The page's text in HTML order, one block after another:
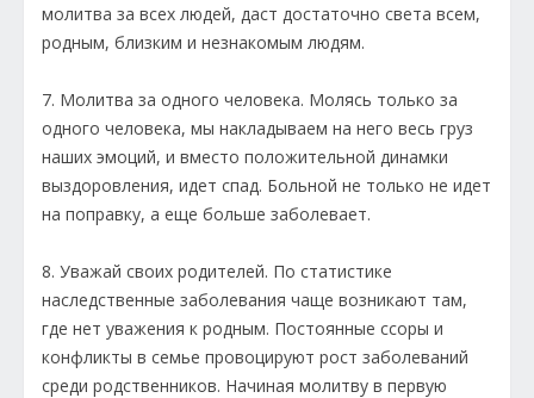
молитва за всех людей, даст достаточно света всем,
родным, близким и незнакомым людям.
7. Молитва за одного человека. Молясь только за
одного человека, мы накладываем на него весь груз
наших эмоций, и вместо положительной динамки
выздоровления, идет спад. Больной не только не идет
на поправку, а еще больше заболевает.
8. Уважай своих родителей. По статистике
наследственные заболевания чаще возникают там,
где нет уважения к родным. Постоянные ссоры и
конфликты в семье провоцируют рост заболеваний
среди родственников. Начиная молитву в первую